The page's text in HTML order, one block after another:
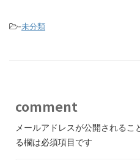
-未分類
comment
メールアドレスが公開されるこ
る欄は必須項目です